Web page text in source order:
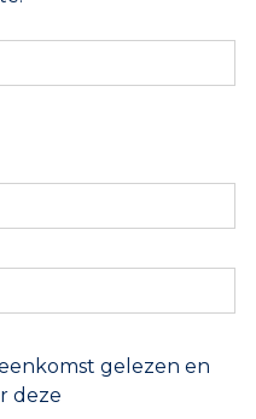
gelezen en
deze